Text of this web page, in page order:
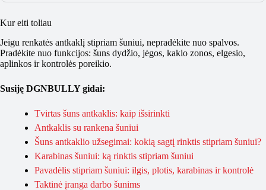
Kur eiti toliau
Jeigu renkatės antkaklį stipriam šuniui, nepradėkite nuo spalvos.
Pradėkite nuo funkcijos: šuns dydžio, jėgos, kaklo zonos, elgesio,
aplinkos ir kontrolės poreikio.
Susiję DGNBULLY gidai:
Tvirtas šuns antkaklis: kaip išsirinkti
Antkaklis su rankena šuniui
Šuns antkaklio užsegimai: kokią sagtį rinktis stipriam šuniui?
Karabinas šuniui: ką rinktis stipriam šuniui
Pavadėlis stipriam šuniui: ilgis, plotis, karabinas ir kontrolė
Taktinė įranga darbo šunims